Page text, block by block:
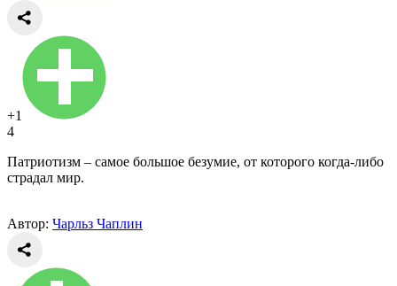
+1
4
Патриотизм – самое большое безумие, от которого когда-либо
страдал мир.
Автор: Чарльз Чаплин